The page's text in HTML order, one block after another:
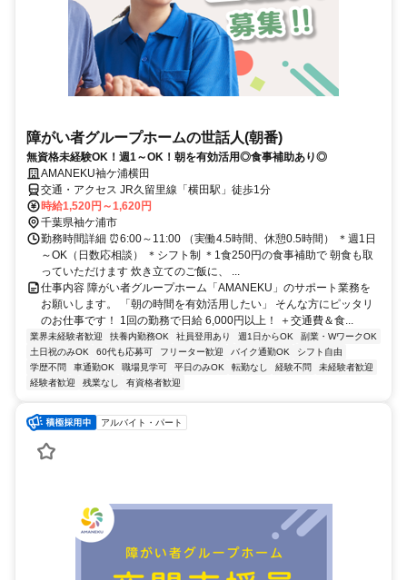
障がい者グループホームの世話人(朝番)
無資格未経験OK！週1～OK！朝を有効活用◎食事補助あり◎
AMANEKU袖ケ浦横田
交通・アクセス JR久留里線「横田駅」徒歩1分
時給1,520円～1,620円
千葉県袖ケ浦市
勤務時間詳細 ⏰6:00～11:00 （実働4.5時間、休憩0.5時間） ＊週1日
～OK（日数応相談） ＊シフト制 ＊1食250円の食事補助で 朝食も取
っていただけます 炊き立てのご飯に、 ...
仕事内容 障がい者グループホーム「AMANEKU」のサポート業務を
お願いします。 「朝の時間を有効活用したい」 そんな方にピッタリ
のお仕事です！ 1回の勤務で日給 6,000円以上！ ＋交通費＆食...
業界未経験者歓迎 扶養内勤務OK 社員登用あり 週1日からOK
副業・WワークOK
土日祝のみOK
60代も応募可 フリーター歓迎 バイク通勤OK
シフト自由
学歴不問
車通勤OK 職場見学可 平日のみOK 転勤なし 経験不問
未経験者歓迎
経験者歓迎
残業なし 有資格者歓迎
アルバイト・パート